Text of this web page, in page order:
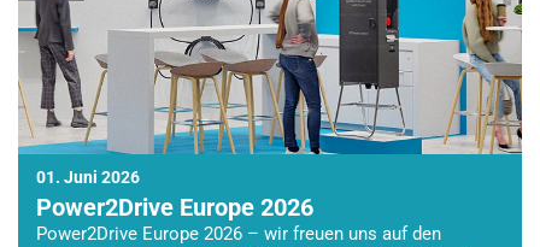
01. Juni 2026
Power2Drive Europe 2026
Power2Drive Europe 2026 – wir freuen uns auf den